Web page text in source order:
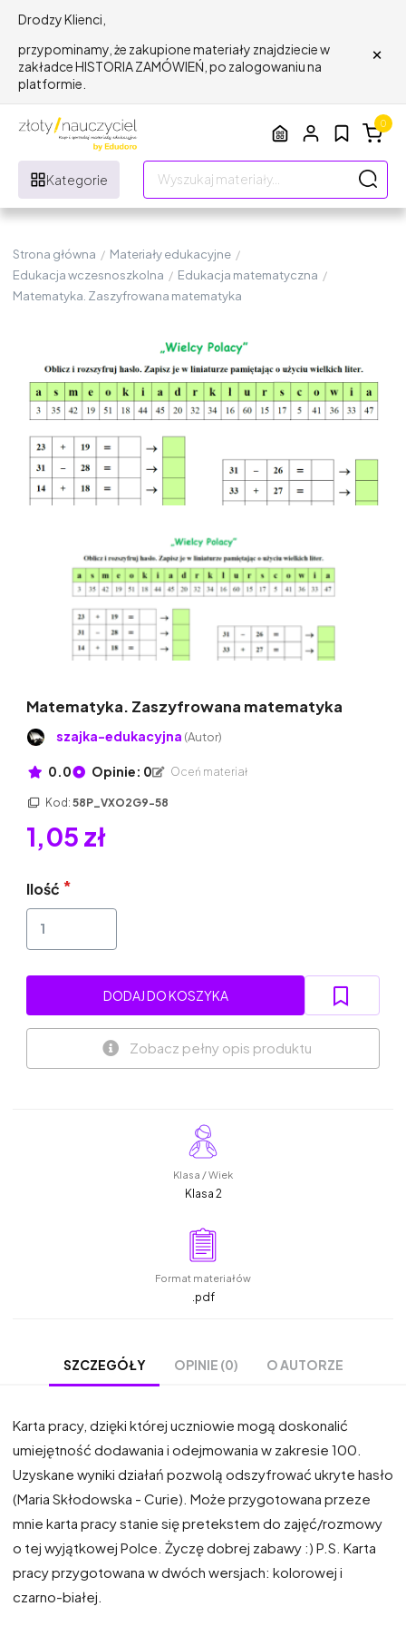
Drodzy Klienci,
przypominamy, że zakupione materiały znajdziecie w
zakładce HISTORIA ZAMÓWIEŃ, po zalogowaniu na
platformie.
×
Kategorie
0
Strona główna / Materiały edukacyjne /
Edukacja wczesnoszkolna / Edukacja matematyczna /
Matematyka. Zaszyfrowana matematyka
Matematyka. Zaszyfrowana matematyka
szajka-edukacyjna (Autor)
0.0 Opinie: 0 Oceń materiał
Kod: 58P_VXO2G9-58
1,05 zł
Ilość
DODAJ DO KOSZYKA
Zobacz pełny opis produktu
Klasa / Wiek
Klasa 2
Format materiałów
.pdf
SZCZEGÓŁY OPINIE (0) O AUTORZE
Karta pracy, dzięki której uczniowie mogą doskonalić
umiejętność dodawania i odejmowania w zakresie 100.
Uzyskane wyniki działań pozwolą odszyfrować ukryte hasło
(Maria Skłodowska - Curie). Może przygotowana przeze
mnie karta pracy stanie się pretekstem do zajęć/rozmowy
o tej wyjątkowej Polce. Życzę dobrej zabawy :) P.S. Karta
pracy przygotowana w dwóch wersjach: kolorowej i
czarno-białej.